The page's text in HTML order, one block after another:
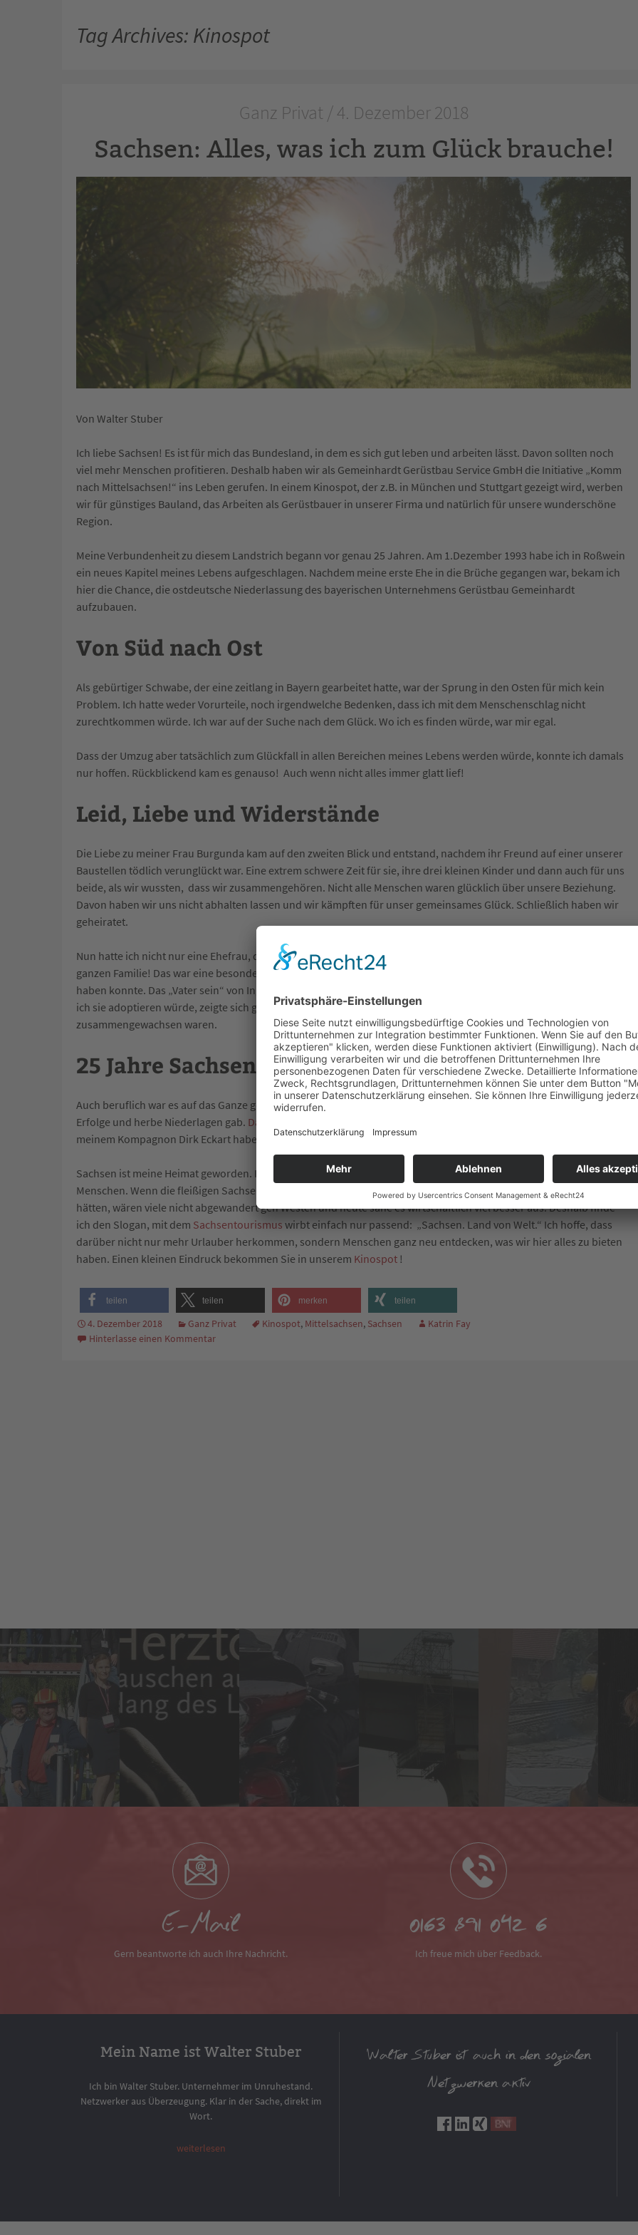
Tag Archives: Kinospot
Ganz Privat / 4. Dezember 2018
Sachsen: Alles, was ich zum Glück brauche!
Von Walter Stuber
Ich liebe Sachsen! Es ist für mich das Bundesland, in dem es sich gut leben und arbeiten lässt. Davon sollten noch
viel mehr Menschen profitieren. Deshalb haben wir als Gemeinhardt Gerüstbau Service GmbH die Initiative „Komm
nach Mittelsachsen!“ ins Leben gerufen. In einem Kinospot, der z.B. in München und Stuttgart gezeigt wird, werben
wir für günstiges Bauland, das Arbeiten als Gerüstbauer in unserer Firma und natürlich für unsere wunderschöne
Region.
Meine Verbundenheit zu diesem Landstrich begann vor genau 25 Jahren. Am 1.Dezember 1993 habe ich in Roßwein
ein neues Kapitel meines Lebens aufgeschlagen. Nachdem meine erste Ehe in die Brüche gegangen war, bekam ich
hier die Chance, die ostdeutsche Niederlassung des bayerischen Unternehmens Gerüstbau Gemeinhardt
aufzubauen.
Von Süd nach Ost
Als gebürtiger Schwabe, der eine zeitlang in Bayern gearbeitet hatte, war der Sprung in den Osten für mich kein
Problem. Ich hatte weder Vorurteile, noch irgendwelche Bedenken, dass ich mit dem Menschenschlag nicht
zurechtkommen würde. Ich war auf der Suche nach dem Glück. Wo ich es finden würde, war mir egal.
Dass der Umzug aber tatsächlich zum Glückfall in allen Bereichen meines Lebens werden würde, konnte ich damals
nur hoffen. Rückblickend kam es genauso! Auch wenn nicht alles immer glatt lief!
Leid, Liebe und Widerstände
Die Liebe zu meiner Frau Burgunda kam auf den zweiten Blick und entstand, nachdem ihr Freund auf einer unserer
Baustellen tödlich verunglückt war. Eine extrem schwere Zeit für sie, ihre drei kleinen Kinder und dann auch für uns
beide, als wir wussten, dass wir zusammengehören. Nicht alle Menschen waren glücklich über unsere Beziehung.
Davon haben wir uns nicht abhalten lassen und wir kämpften für unser gemeinsames Glück. Schließlich haben wir
geheiratet.
Nun hatte ich nicht nur eine Ehefrau, die mich mit allen meinen Ecken und Kanten liebte, ich war auch Teil einer
ganzen Familie! Das war eine besondere Freude, denn durch eine Krankheit war klar, dass ich nie leibliche Kinder
haben konnte. Das „Vater sein“ von Ingolf, Sindy und Andy musste ich erstmal lernen! Als die drei später fragten, ob
ich sie adoptieren würde, zeigte sich ganz deutlich, dass wir, allen Schwierigkeiten zum Trotz, zu einer Familie
zusammengewachsen waren.
25 Jahre Sachsen: Dankbarer Rückblick
Auch beruflich war es auf das Ganze gesehen mein Glück, dass ich nach Mittelsachsen gekommen bin, auch wenn es
Erfolge und herbe Niederlagen gab. Davon habe ich ja schon in einem Blog berichtet.
meinem Kompagnon Dirk Eckart haben wir viel erreicht und sind auf Erfolgskurs.
Sachsen ist meine Heimat geworden. Ich mag die Landschaft, schätze die kulturellen Angebote und vor allem die
Menschen. Wenn die fleißigen Sachsen 1990 die Finanzkraft der Südbayern und Baden-Württemberger gehabt
hätten, wären viele nicht abgewandert gen Westen und heute sähe es wirtschaftlich viel besser aus. Deshalb finde
ich den Slogan, mit dem Sachsentourismus wirbt einfach nur passend: „Sachsen. Land von Welt.“ Ich hoffe, dass
darüber nicht nur mehr Urlauber herkommen, sondern Menschen ganz neu entdecken, was wir hier alles zu bieten
haben. Einen kleinen Eindruck bekommen Sie in unserem Kinospot !
teilen teilen merken teilen
4. Dezember 2018 Ganz Privat Kinospot, Mittelsachsen, Sachsen
Katrin Fay
Hinterlasse einen Kommentar
E-Mail
Gern beantworte ich auch Ihre Nachricht.
0163 891 042 6
Ich freue mich über Feedback.
Mein Name ist Walter Stuber
Ich bin Walter Stuber. Unternehmer im Unruhestand.
Netzwerker aus Überzeugung. Klar in der Sache, direkt im
Wort.
weiterlesen
Walter Stuber ist auch in den sozialen
Netzwerken aktiv